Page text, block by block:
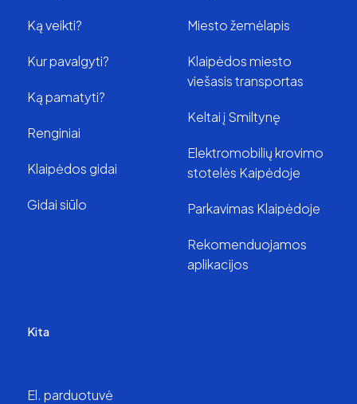
Ką veikti?
Kur pavalgyti?
Ką pamatyti?
Renginiai
Klaipėdos gidai
Gidai siūlo
Miesto žemėlapis
Klaipėdos miesto
viešasis transportas
Keltai į Smiltynę
Elektromobilių krovimo
stotelės Kaipėdoje
Parkavimas Klaipėdoje
Rekomenduojamos
aplikacijos
Kita
El. parduotuvė